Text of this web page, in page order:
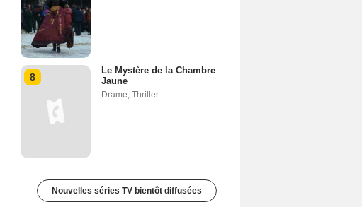
8
Le Mystère de la Chambre
Jaune
Drame Thriller
Nouvelles séries TV bientôt diffusées